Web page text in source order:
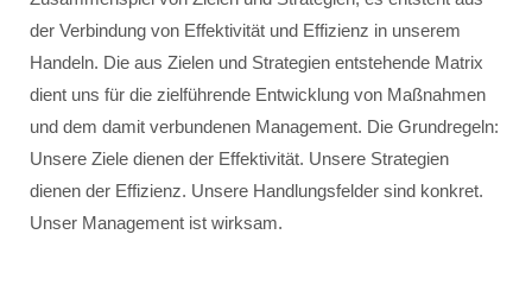
der Verbindung von Effektivität und Effizienz in unserem
Handeln. Die aus Zielen und Strategien entstehende Matrix
dient uns für die zielführende Entwicklung von Maßnahmen
und dem damit verbundenen Management. Die Grundregeln:
Unsere Ziele dienen der Effektivität. Unsere Strategien
dienen der Effizienz. Unsere Handlungsfelder sind konkret.
Unser Management ist wirksam.